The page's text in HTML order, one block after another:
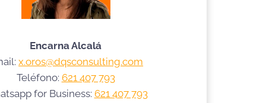
Encarna Alcalá
x.oros@dqsconsulting.com
Teléfono: 621 407 793
for Business: 621 407 793